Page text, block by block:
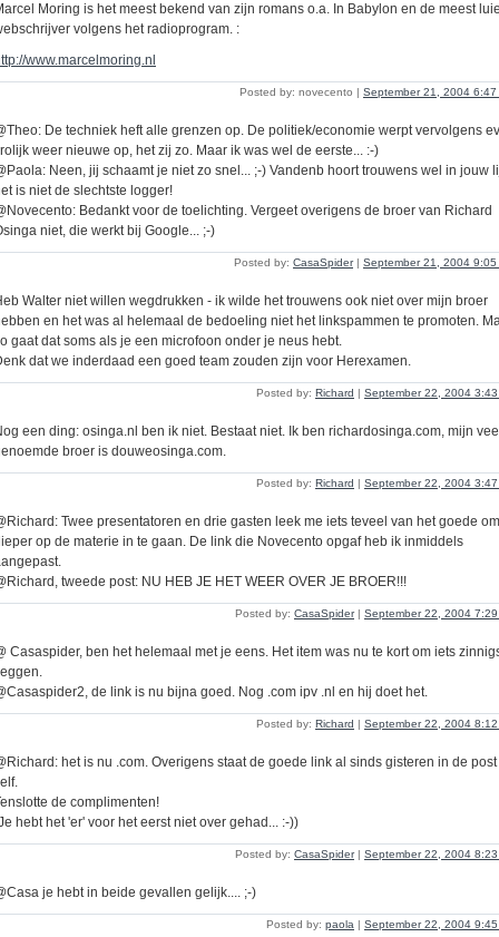
Moring is het meest bekend van zijn romans o.a. In Babylon en de meest luie
volgens het radioprogram. :
www.marcelmoring.nl
Posted by: novecento | September 21, 2004 6:47
De techniek heft alle grenzen op. De politiek/economie werpt vervolgens
weer nieuwe op, het zij zo. Maar ik was wel de eerste... :-)
Neen, jij schaamt je niet zo snel... ;-) Vandenb hoort trouwens wel in jouw
is niet de slechtste logger!
Bedankt voor de toelichting. Vergeet overigens de broer van Richard
niet, die werkt bij Google... ;-)
Posted by: CasaSpider| September 21, 2004 9:05
Walter niet willen wegdrukken - ik wilde het trouwens ook niet over mijn broer
en het was al helemaal de bedoeling niet het linkspammen te promoten.
gaat dat soms als je een microfoon onder je neus hebt.
dat we inderdaad een goed team zouden zijn voor Herexamen.
Posted by: Richard | September 22, 2004 3:43
een ding: osinga.nl ben ik niet. Bestaat niet. Ik ben richardosinga.com, mijn veel
broer is douweosinga.com.
Posted by: Richard | September 22, 2004 3:47
Twee presentatoren en drie gasten leek me iets teveel van het goede om
op de materie in te gaan. De link die Novecento opgaf heb ik inmiddels
tweede post: NU HEB JE HET WEER OVER JE BROER!!!
Posted by: CasaSpider| September 22, 2004 7:29
Casaspider, ben het helemaal met je eens. Het item was nu te kort om iets
de link is nu bijna goed. Nog .com ipv .nl en hij doet het.
Posted by: Richard | September 22, 2004 8:12
het is nu .com. Overigens staat de goede link al sinds gisteren in de post
de complimenten!
hebt het 'er' voor het eerst niet over gehad... :-))
Posted by: CasaSpider| September 22, 2004 8:23
je hebt in beide gevallen gelijk.... ;-)
Posted by: paola | September 22, 2004 9:45